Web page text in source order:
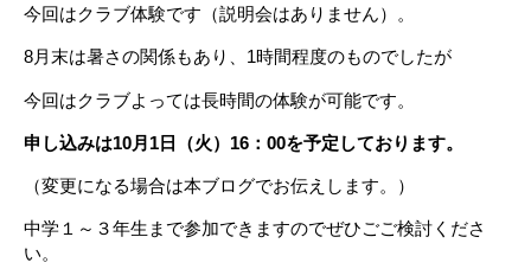
今回はクラブ体験です（説明会はありません）。
8月末は暑さの関係もあり、1時間程度のものでしたが
今回はクラブよっては長時間の体験が可能です。
申し込みは10月1日（火）16：00を予定しております。
（変更になる場合は本ブログでお伝えします。）
中学１～３年生まで参加できますのでぜひごご検討くださ
い。